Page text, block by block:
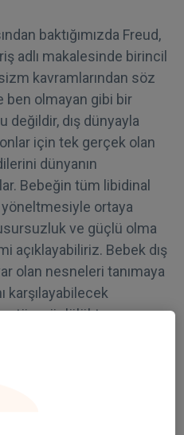
baktığımızda Freud,
adlı makalesinde birincil
kavramlarından söz
ben olmayan gibi bir
değildir, dış dünyayla
için tek gerçek olan
dünyanın
Bebeğin tüm libidinal
yöneltmesiyle ortaya
ve güçlü olma
açıklayabiliriz. Bebek dış
olan nesneleri tanımaya
karşılayabilecek
tümgüçlülükte
dış nesnelere ego
bir deyişle, birincil
kendisiyken, yaşanan
ötekine (anne, baba,